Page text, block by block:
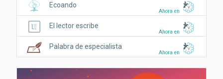
Ahora en
Ecoando
Ahora en
El lector escribe
Ahora en
Palabra de especialista